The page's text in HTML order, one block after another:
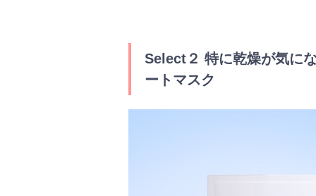
Select２ 特に乾燥が気に
ートマスク